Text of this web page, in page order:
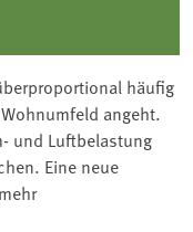
häufig
angeht.
und Luftbelastung
Eine neue